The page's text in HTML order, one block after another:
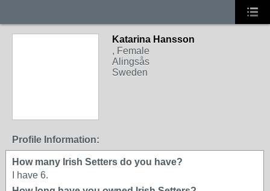
Katarina Hansson
, Female
Alingsås
Sweden
Profile Information:
How many Irish Setters do you have?
I have 6.